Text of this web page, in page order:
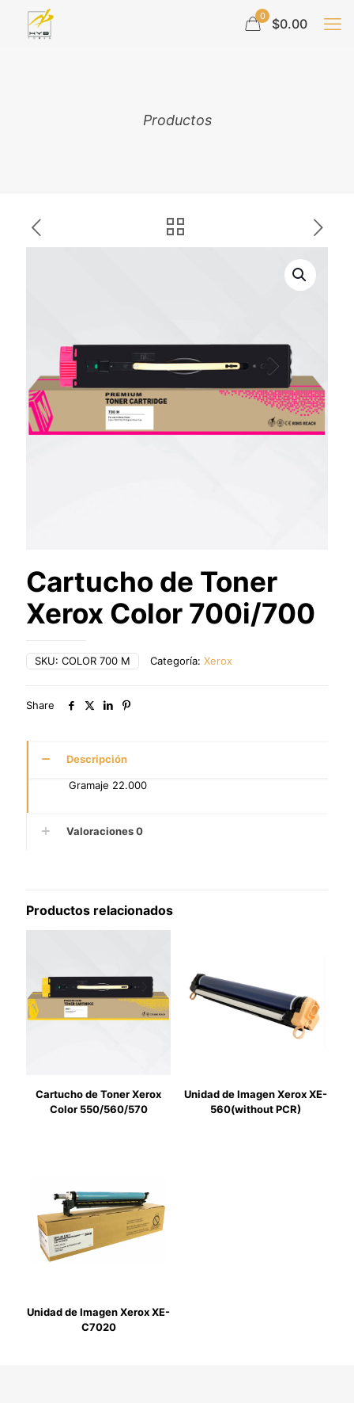
0 $0.00
Productos
Cartucho de Toner
Xerox Color 700i/700
SKU: COLOR 700 M Categoría: Xerox
Share
Descripción
Gramaje 22.000
Valoraciones0
Productos relacionados
Cartucho de Toner Xerox
Color 550/560/570
Unidad de Imagen Xerox XE-
560(without PCR)
Unidad de Imagen Xerox XE-
C7020